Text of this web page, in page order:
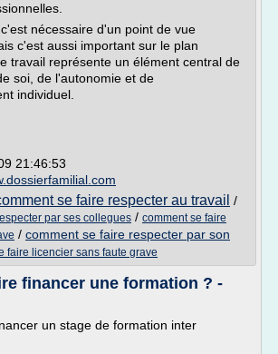
nécessaire d'un point de vue
c'est aussi important sur le plan
travail représente un élément central de
soi, de l'autonomie et de
individuel.
21:46:53
se faire respecter au travail /
par ses collegues / comment se faire
/ comment se faire respecter par son
faire licencier sans faute grave
financer une formation ? -
un stage de formation inter